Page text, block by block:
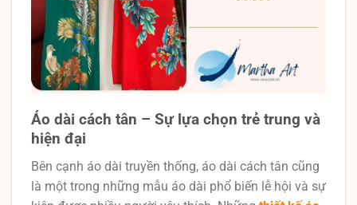
Áo dài cách tân – Sự lựa chọn trẻ trung và
hiện đại
Bên cạnh áo dài truyền thống, áo dài cách tân cũng
là một trong những mẫu áo dài phổ biến lễ hội và sự